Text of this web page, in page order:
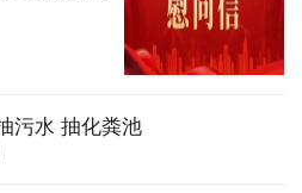
污水 抽化粪池